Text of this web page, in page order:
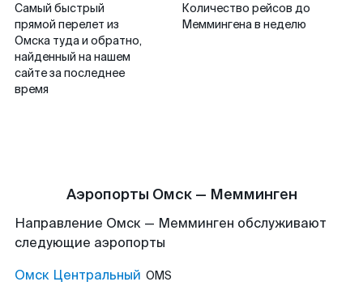
Самый быстрый
прямой перелет из
Омска туда и обратно,
найденный на нашем
сайте за последнее
время
Количество рейсов до
Меммингена в неделю
Аэропорты Омск — Мемминген
Направление Омск — Мемминген обслуживают
следующие аэропорты
Омск Центральный OMS